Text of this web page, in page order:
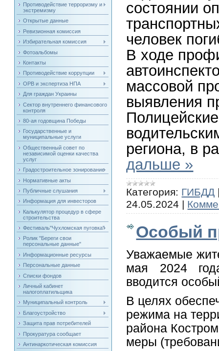
Противодействие терроризму и
экстремизму
Открытые данные
Ревизионная комиссия
Избирательная комиссия
Фотоальбомы
Контакты
Противодействие коррупции
ОРВ и экспертиза НПА
Для граждан Украины
Сектор внутреннего финансового
контроля
80-ая годовщина Победы
Государственные и
муниципальные услуги
Общественный совет по
независимой оценки качества
услуг
Градостроительное зонирование
Нормативные акты
Публичные слушания
Информация для инвесторов
Калькулятор процедур в сфере
строительства
Фестиваль"Чухломская пуговка"
Ролик "Береги свои
персональные данные"
Информационные ресурсы
Персональные данные
Списки фондов
Личный кабинет
налогоплатильщика
Муниципальный контроль
Благоустройство
Защита прав потребителей
Прокуратура сообщает
Антинаркотическая комиссия
состоянии
человек
В ходе
массовой
выявления
региона, в
дальше »
Категория: ГИБДД
24.05.2024 |
Особый
Уважаемые
мая 2024
вводится
В целях
режима на
района
меры